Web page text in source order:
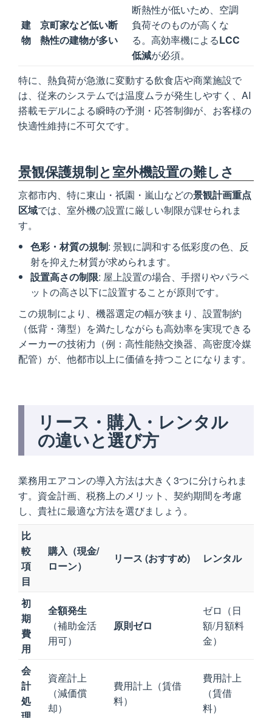
建
物
京町家など低い断
熱性の建物が多い
断熱性が低いため、空調
負荷そのものが高くな
る。高効率機によるLCC
低減が必須。
特に、熱負荷が急激に変動する飲食店や商業施設で
は、従来のシステムでは温度ムラが発生しやすく、AI
搭載モデルによる瞬時の予測・応答制御が、お客様の
快適性維持に不可欠です。
景観保護規制と室外機設置の難しさ
京都市内、特に東山・祇園・嵐山などの景観計画重点
区域では、室外機の設置に厳しい制限が課せられま
す。
色彩・材質の規制: 景観に調和する低彩度の色、反
射を抑えた材質が求められます。
設置高さの制限: 屋上設置の場合、手摺りやパラペ
ットの高さ以下に設置することが原則です。
この規制により、機器選定の幅が狭まり、設置制約
（低背・薄型）を満たしながらも高効率を実現できる
メーカーの技術力（例：高性能熱交換器、高密度冷媒
配管）が、他都市以上に価値を持つことになります。
リース・購入・レンタル
の違いと選び方
業務用エアコンの導入方法は大きく3つに分けられま
す。資金計画、税務上のメリット、契約期間を考慮
し、貴社に最適な方法を選びましょう。
比
較
項
目
購入（現金/
ローン）
リース (おすすめ) レンタル
初
期
費
用
全額発生
（補助金活
用可）
原則ゼロ
ゼロ（日
額/月額料
金）
会
計
処
資産計上
（減価償
却）
費用計上（賃借
料）
費用計上
（賃借
料）